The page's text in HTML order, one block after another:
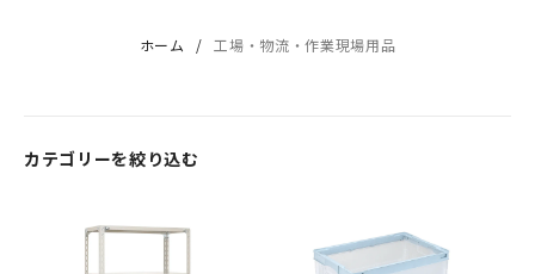
ホーム 工場・物流・作業現場用品
カテゴリーを絞り込む